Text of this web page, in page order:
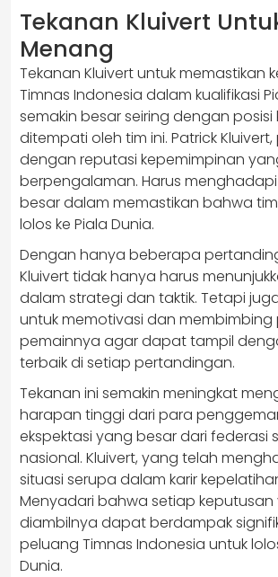
Tekanan Kluivert
Menang
Tekanan Kluivert untuk memastikan
Timnas Indonesia dalam kualifikasi
semakin besar seiring dengan posisi
ditempati oleh tim ini. Patrick
dengan reputasi kepemimpinan
berpengalaman. Harus
besar dalam memastikan bahwa
lolos ke Piala Dunia.
Dengan hanya beberapa
Kluivert tidak hanya harus
dalam strategi dan taktik. Tetapi
untuk memotivasi dan membimbing
pemainnya agar dapat tampil
terbaik di setiap pertandingan.
Tekanan ini semakin meningkat
harapan tinggi dari para
ekspektasi yang besar dari federasi
nasional. Kluivert, yang telah
situasi serupa dalam karir
Menyadari bahwa setiap keputusan
diambilnya dapat berdampak
peluang Timnas Indonesia untuk
Dunia.